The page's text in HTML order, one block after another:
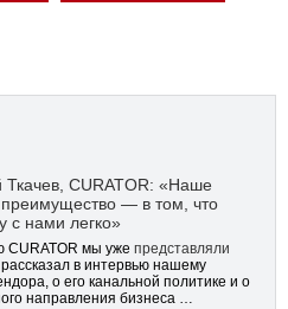
Ткачев, CURATOR: «Наше
преимущество — в том, что
с нами легко»
CURATOR мы уже представляли
в интервью нашему
о его канальной политике и о
направления бизнеса …